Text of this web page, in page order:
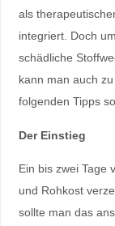
als
integriert. Doch
schädliche
kann man auch
folgenden Tipps
Der Einstieg
Ein bis zwei Tage
und Rohkost
sollte man das